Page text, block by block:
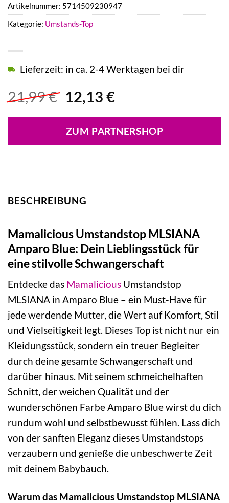
21,99€ Ursprünglicher
war:
21,99 €
12,13 €Aktueller
ist:
12,13 €.
Lieferzeit: in ca. 2-4 Werktagen bei dir
ZUM PARTNERSHOP
Artikelnummer: 5714509230947
Kategorie: Umstands-Top
BESCHREIBUNG
Mamalicious Umstandstop MLSIANA
Amparo Blue: Dein Lieblingsstück für
eine stilvolle Schwangerschaft
Entdecke das Mamalicious Umstandstop
MLSIANA in Amparo Blue – ein Must-Have für
jede werdende Mutter, die Wert auf Komfort, Stil
und Vielseitigkeit legt. Dieses Top ist nicht nur ein
Kleidungsstück, sondern ein treuer Begleiter
durch deine gesamte Schwangerschaft und
darüber hinaus. Mit seinem schmeichelhaften
Schnitt, der weichen Qualität und der
wunderschönen Farbe Amparo Blue wirst du dich
rundum wohl und selbstbewusst fühlen. Lass dich
von der sanften Eleganz dieses Umstandstops
verzaubern und genieße die unbeschwerte Zeit
mit deinem Babybauch.
Warum das Mamalicious Umstandstop MLSIANA